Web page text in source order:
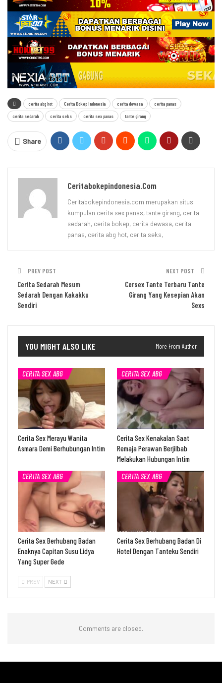
cerita abg hot Cerita Bokep Indonesia cerita dewasa cerita panas
cerita sedarah cerita seks cerita sex panas tante girang
Share
Ceritabokepindonesia.com
Ceritabokepindonesia.com merupakan situs
kumpulan cerita sex panas, tante girang, cerita
sedarah, cerita bokep, cerita dewasa, cerita
panas, cerita abg hot, cerita seks,
PREV POST
Cerita Sedarah Mesum
Sedarah Dengan Kakakku
Sendiri
NEXT POST
Cersex Tante Terbaru Tante
Girang Yang Kesepian Akan
Sexs
YOU MIGHT ALSO LIKE More From Author
CERITA SEX ABG
Cerita Sex Merayu Wanita
Asmara Demi Berhubungan Intim
CERITA SEX ABG
Cerita Sex Kenakalan Saat
Remaja Perawan Berjilbab
Melakukan Hubungan Intim
CERITA SEX ABG
Cerita Sex Berhubang Badan
Enaknya Capitan Susu Lidya
Yang Super Gede
CERITA SEX ABG
Cerita Sex Berhubang Badan Di
Hotel Dengan Tanteku Sendiri
PREV NEXT
Comments are closed.